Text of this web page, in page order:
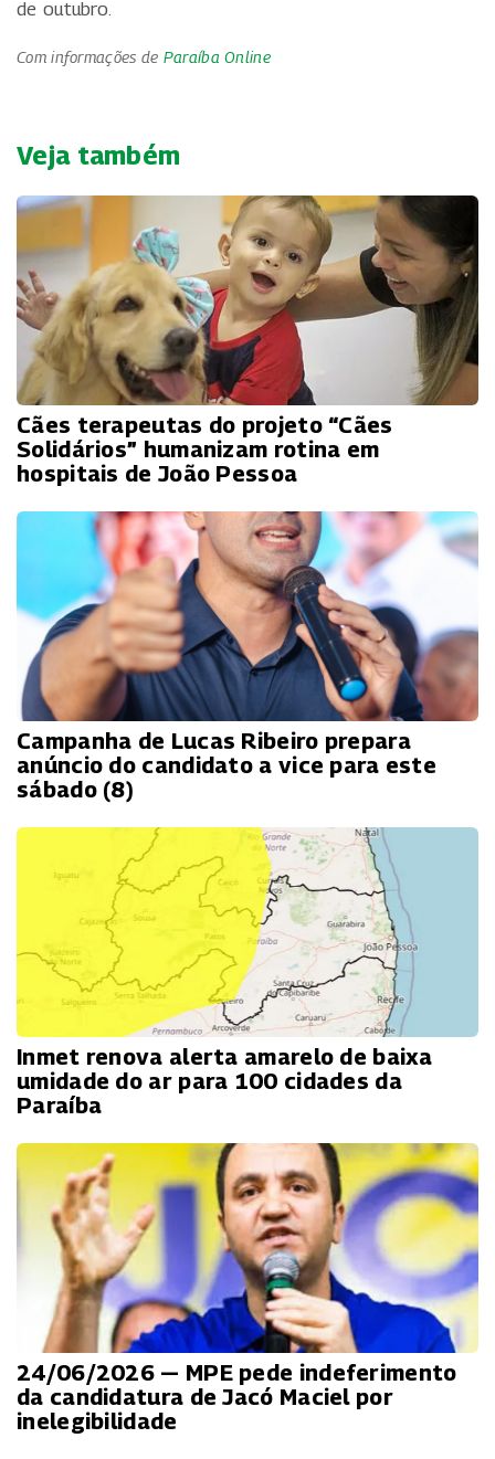
de outubro.
Com informações de Paraíba Online
Veja também
Cães terapeutas do projeto “Cães
Solidários” humanizam rotina em
hospitais de João Pessoa
Campanha de Lucas Ribeiro prepara
anúncio do candidato a vice para este
sábado (8)
Inmet renova alerta amarelo de baixa
umidade do ar para 100 cidades da
Paraíba
24/06/2026 — MPE pede indeferimento
da candidatura de Jacó Maciel por
inelegibilidade